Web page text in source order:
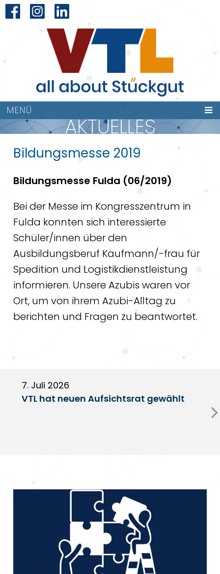
MENÜ
AKTUELLES
Bildungsmesse 2019
Bildungsmesse Fulda (06/2019)
Bei der Messe im Kongresszentrum in
Fulda konnten sich interessierte
Schüler/innen über den
Ausbildungsberuf Kaufmann/-frau für
Spedition und Logistikdienstleistung
informieren. Unsere Azubis waren vor
Ort, um von ihrem Azubi-Alltag zu
berichten und Fragen zu beantwortet.
7. Juli 2026
VTL hat neuen Aufsichtsrat gewählt